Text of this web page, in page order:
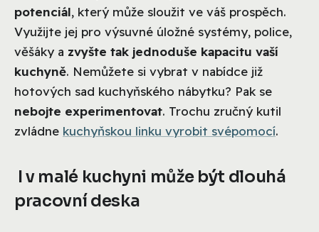
potenciál, který může sloužit ve váš prospěch.
Využijte jej pro výsuvné úložné systémy, police,
věšáky a zvyšte tak jednoduše kapacitu vaší
kuchyně. Nemůžete si vybrat v nabídce již
hotových sad kuchyňského nábytku? Pak se
nebojte experimentovat. Trochu zručný kutil
zvládne kuchyňskou linku vyrobit svépomocí.
I v malé kuchyni může být dlouhá
pracovní deska